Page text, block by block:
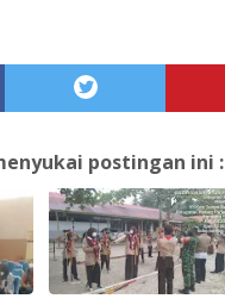
postingan ini :